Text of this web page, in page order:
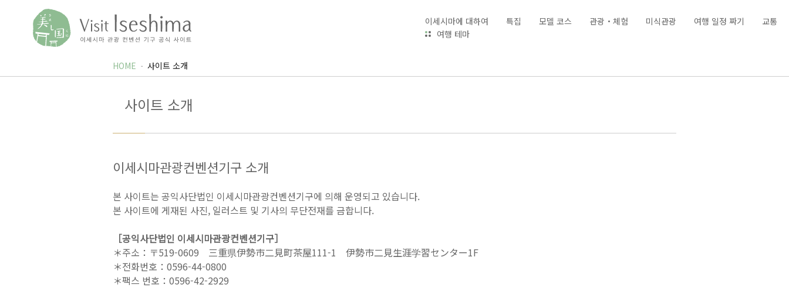
이세시마에 대하여 특집 모델 코스 관광・체험 미식관광 여행 일정 짜기
교통
여행 테마
HOME 사이트 소개
사이트 소개
이세시마관광컨벤션기구 소개
본 사이트는 공익사단법인 이세시마관광컨벤션기구에 의해 운영되고 있습니다.
본 사이트에 게재된 사진, 일러스트 및 기사의 무단전재를 금합니다.
［공익사단법인 이세시마관광컨벤션기구］
＊주소：〒519-0609 三重県伊勢市二見町茶屋111-1 伊勢市二見生涯学習センター1F
＊전화번호：0596-44-0800
＊팩스 번호：0596-42-2929